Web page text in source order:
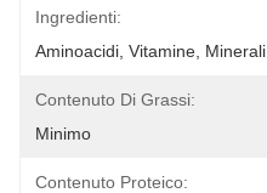
Ingredienti:
Aminoacidi, Vitamine, Minerali
Contenuto Di Grassi:
Minimo
Contenuto Proteico: